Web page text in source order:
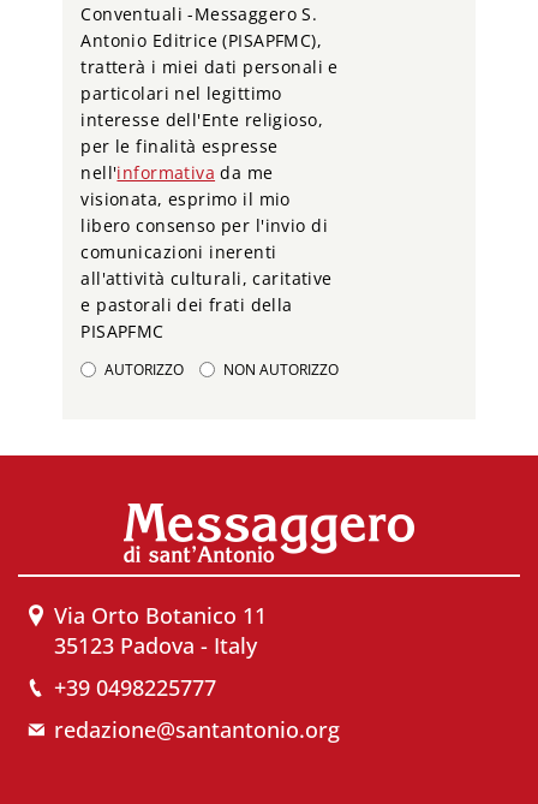
Conventuali -Messaggero S.
Antonio Editrice (PISAPFMC),
tratterà i miei dati personali e
particolari nel legittimo
interesse dell'Ente religioso,
per le finalità espresse
nell'informativa da me
visionata, esprimo il mio
libero consenso per l'invio di
comunicazioni inerenti
all'attività culturali, caritative
e pastorali dei frati della
PISAPFMC
AUTORIZZO NON AUTORIZZO
Via Orto Botanico 11
35123 Padova - Italy
+39 0498225777
redazione@santantonio.org